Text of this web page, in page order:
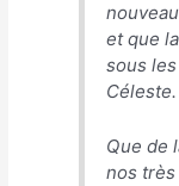
et que
sous
Céleste.
Que de
nos